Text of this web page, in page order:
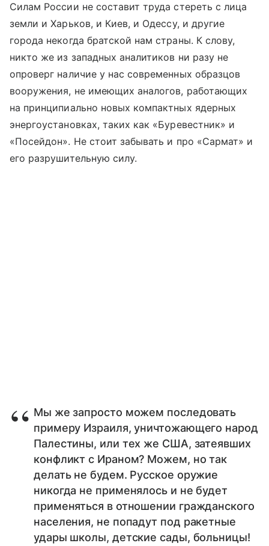
Силам России не составит труда стереть с лица
земли и Харьков, и Киев, и Одессу, и другие
города некогда братской нам страны. К слову,
никто же из западных аналитиков ни разу не
опроверг наличие у нас современных образцов
вооружения, не имеющих аналогов, работающих
на принципиально новых компактных ядерных
энергоустановках, таких как «Буревестник» и
«Посейдон». Не стоит забывать и про «Сармат» и
его разрушительную силу.
Мы же запросто можем последовать
примеру Израиля, уничтожающего народ
Палестины, или тех же США, затеявших
конфликт с Ираном? Можем, но так
делать не будем. Русское оружие
никогда не применялось и не будет
применяться в отношении гражданского
населения, не попадут под ракетные
удары школы, детские сады, больницы!